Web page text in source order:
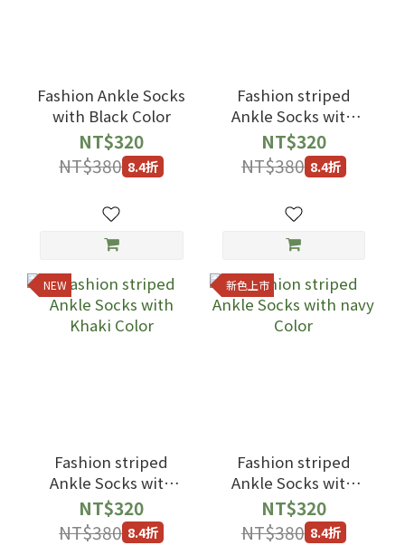
Fashion Ankle Socks
with Black Color
NT$320
NT$380 8.4折
Fashion striped
Ankle Socks with
blue Color
NT$320
NT$380 8.4折
NEW
Fashion striped
Ankle Socks with
Khaki Color
NT$320
NT$380 8.4折
新色上市
Fashion striped
Ankle Socks with
navy Color
NT$320
NT$380 8.4折